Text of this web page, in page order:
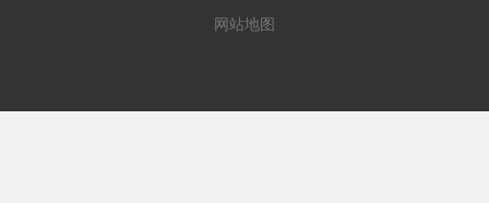
网站地图